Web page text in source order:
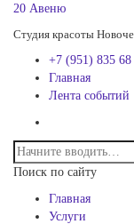
20 Авеню
Студия красоты
+7 (951) 835 68
Главная
Лента событий
Поиск по сайту
Главная
Услуги